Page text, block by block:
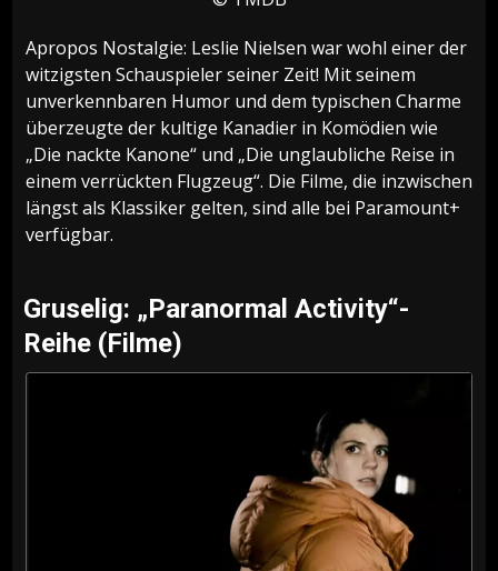
Apropos Nostalgie: Leslie Nielsen war wohl einer der
witzigsten Schauspieler seiner Zeit! Mit seinem
unverkennbaren Humor und dem typischen Charme
überzeugte der kultige Kanadier in Komödien wie
„Die nackte Kanone“ und „Die unglaubliche Reise in
einem verrückten Flugzeug“. Die Filme, die inzwischen
längst als Klassiker gelten, sind alle bei Paramount+
verfügbar.
Gruselig: „Paranormal Activity“-
Reihe (Filme)